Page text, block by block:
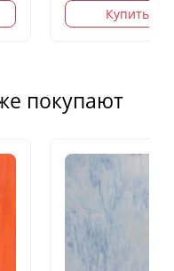
Купить в
покупают